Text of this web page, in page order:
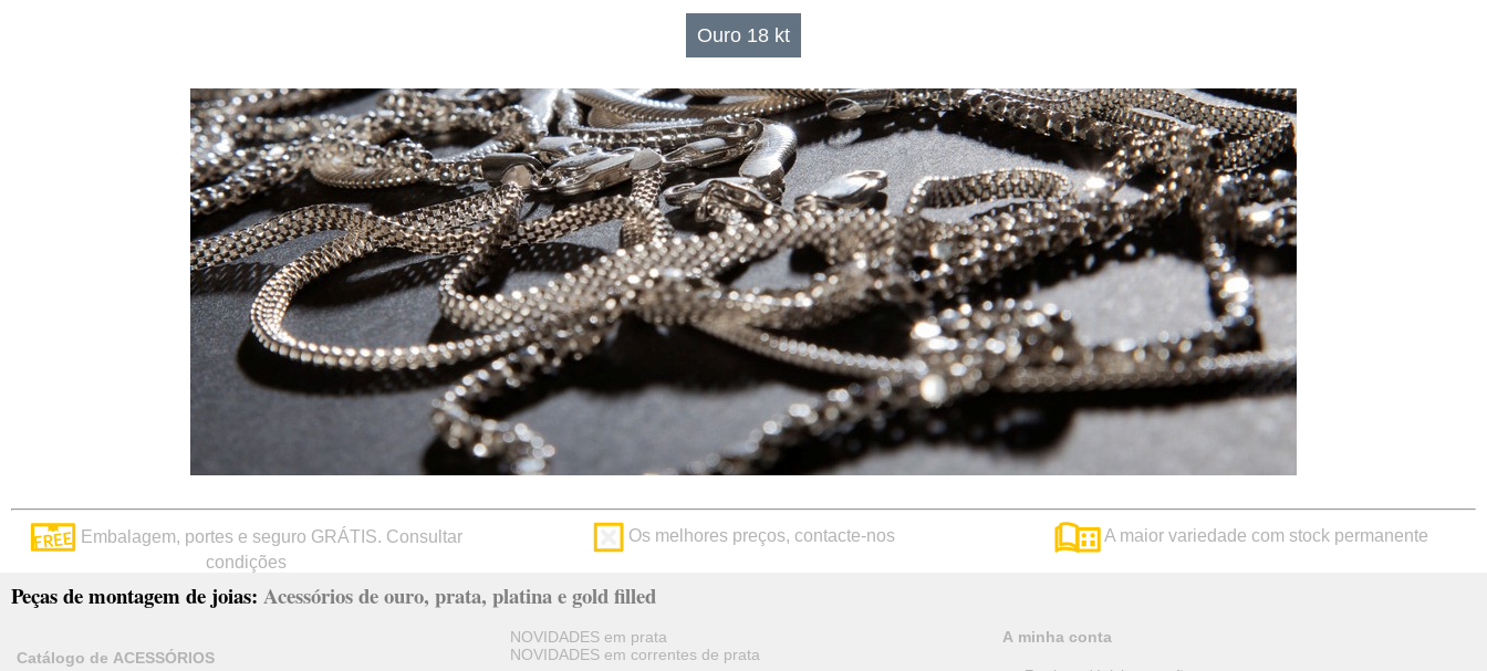
Ouro 18 kt
Embalagem, portes e seguro GRÁTIS. Consultar
condições
Os melhores preços, contacte-nos A maior variedade com stock permanente
Peças de montagem de joias: Acessórios de ouro, prata, platina e gold filled
Catálogo de ACESSÓRIOS
NOVIDADES em prata
NOVIDADES em correntes de prata
A minha conta